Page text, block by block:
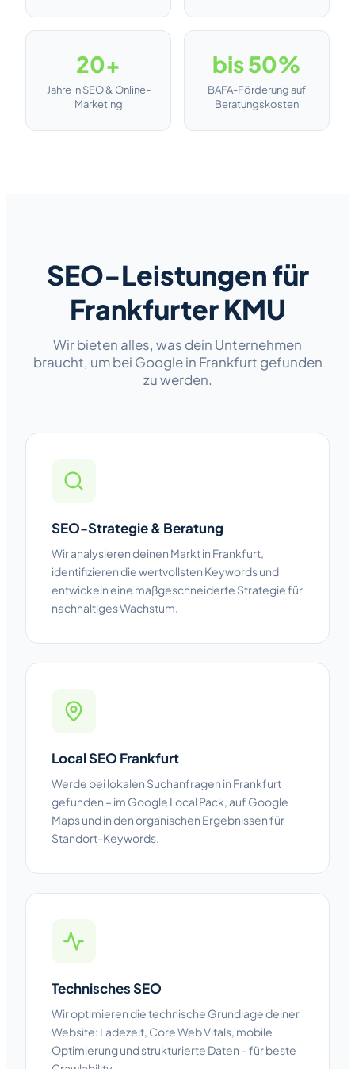
20+
Jahre in SEO & Online-
Marketing
bis 50%
BAFA-Förderung auf
Beratungskosten
SEO-Leistungen für
Frankfurter KMU
Wir bieten alles, was dein Unternehmen
braucht, um bei Google in Frankfurt gefunden
zu werden.
SEO-Strategie & Beratung
Wir analysieren deinen Markt in Frankfurt,
identifizieren die wertvollsten Keywords und
entwickeln eine maßgeschneiderte Strategie für
nachhaltiges Wachstum.
Local SEO Frankfurt
Werde bei lokalen Suchanfragen in Frankfurt
gefunden – im Google Local Pack, auf Google
Maps und in den organischen Ergebnissen für
Standort-Keywords.
Technisches SEO
Wir optimieren die technische Grundlage deiner
Website: Ladezeit, Core Web Vitals, mobile
Optimierung und strukturierte Daten – für beste